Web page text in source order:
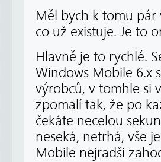
Měl bych k tomu
co už existuje. Je to
Hlavně je to rychlé.
Windows Mobile 6.x
výrobců, v tomhle si
zpomalí tak, že po
čekáte necelou
neseká, netrhá, vše
Mobile nejradši